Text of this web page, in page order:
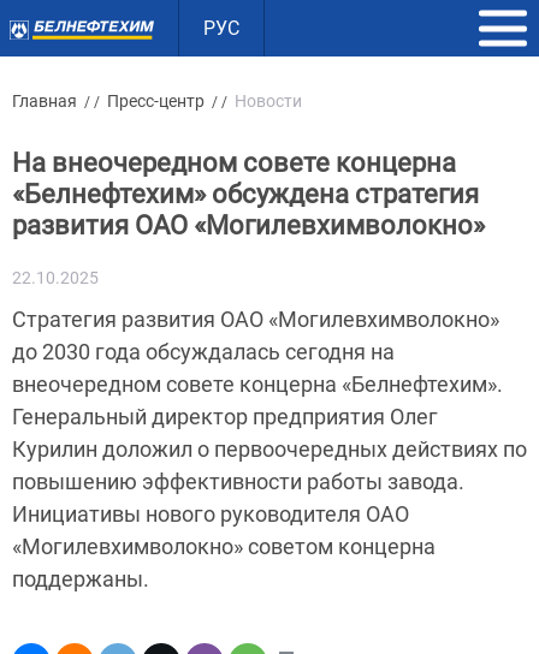
РУС
Главная / / Пресс-центр / / Новости
На внеочередном совете концерна
«Белнефтехим» обсуждена стратегия
развития ОАО «Могилевхимволокно»
22.10.2025
Стратегия развития ОАО «Могилевхимволокно»
до 2030 года обсуждалась сегодня на
внеочередном совете концерна «Белнефтехим».
Генеральный директор предприятия Олег
Курилин доложил о первоочередных действиях по
повышению эффективности работы завода.
Инициативы нового руководителя ОАО
«Могилевхимволокно» советом концерна
поддержаны.